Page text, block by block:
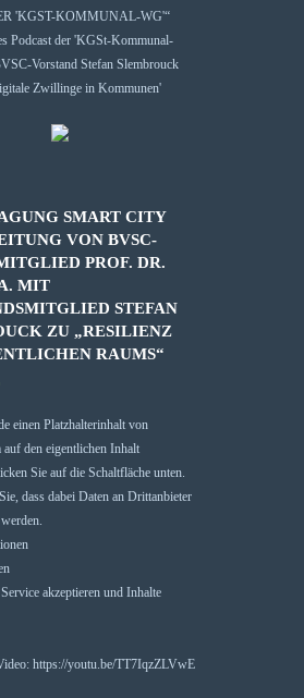
'KGST-KOMMUNAL-WG'“
SMART CITY
VON BVSC-
PROF. DR.
MIT
STEFAN
ZU „RESILIENZ
RAUMS“
einen Platzhalterinhalt von
auf den eigentlichen Inhalt
Sie auf die Schaltfläche unten.
dass dabei Daten an Drittanbieter
akzeptieren und Inhalte